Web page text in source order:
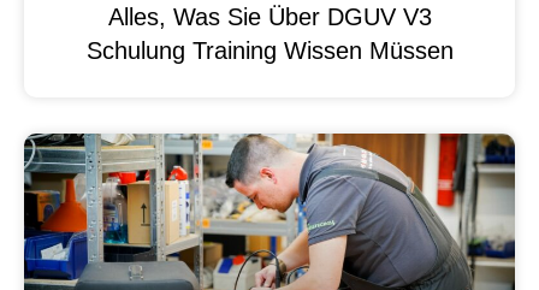
Alles, Was Sie Über DGUV V3
Schulung Training Wissen Müssen